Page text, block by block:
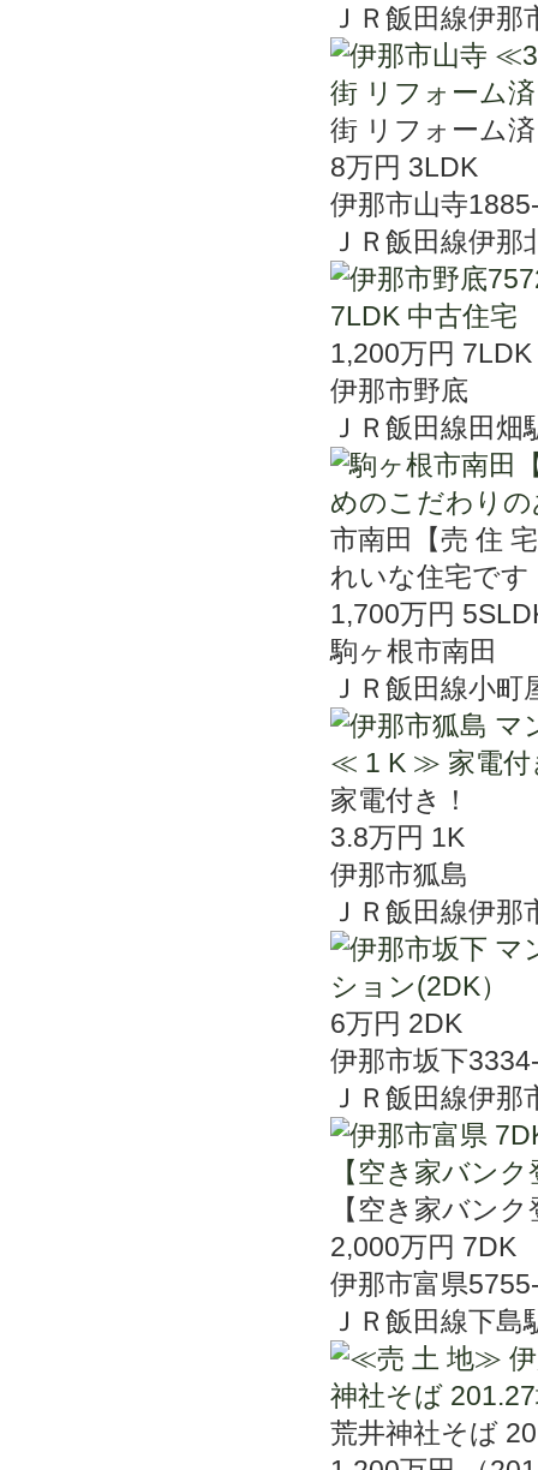
ＪＲ飯田線伊那
街 リフォーム
8万円 3LDK
伊那市山寺
ＪＲ飯田線伊那
1,200万円 7LDK
伊那市野底
ＪＲ飯田線田畑
市南田【売 住
れいな住宅です
1,700万円
駒ヶ根市南田
ＪＲ飯田線小町
家電付き！
3.8万円 1K
伊那市狐島
ＪＲ飯田線伊那
6万円 2DK
伊那市坂下
ＪＲ飯田線伊那
【空き家バン
2,000万円 7DK
伊那市富県
ＪＲ飯田線下島
荒井神社そば